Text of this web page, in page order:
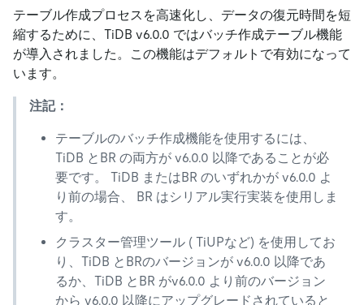
テーブル作成プロセスを高速化し、データの復元時間を短
縮するために、TiDB v6.0.0 ではバッチ作成テーブル機能
が導入されました。この機能はデフォルトで有効になって
います。
注記：
テーブルのバッチ作成機能を使用するには、
TiDB とBR の両方が v6.0.0 以降であることが必
要です。 TiDB またはBR のいずれかが v6.0.0 よ
り前の場合、 BR はシリアル実行実装を使用しま
す。
クラスター管理ツール ( TiUPなど) を使用してお
り、TiDB とBRのバージョンが v6.0.0 以降であ
るか、TiDB とBR がv6.0.0 より前のバージョン
から v6.0.0 以降にアップグレードされていると